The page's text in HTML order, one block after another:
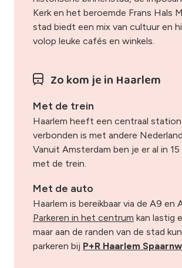
Kerk en het beroemde Frans Hals
stad biedt een mix van cultuur en
volop leuke cafés en winkels.
Zo kom je in Haarlem
Met de trein
Haarlem heeft een centraal
verbonden is met andere
Vanuit Amsterdam ben je er al in
met de trein.
Met de auto
Haarlem is bereikbaar via de A9 en
Parkeren in het centrum kan lastig
maar aan de randen van de stad
parkeren bij P+R Haarlem